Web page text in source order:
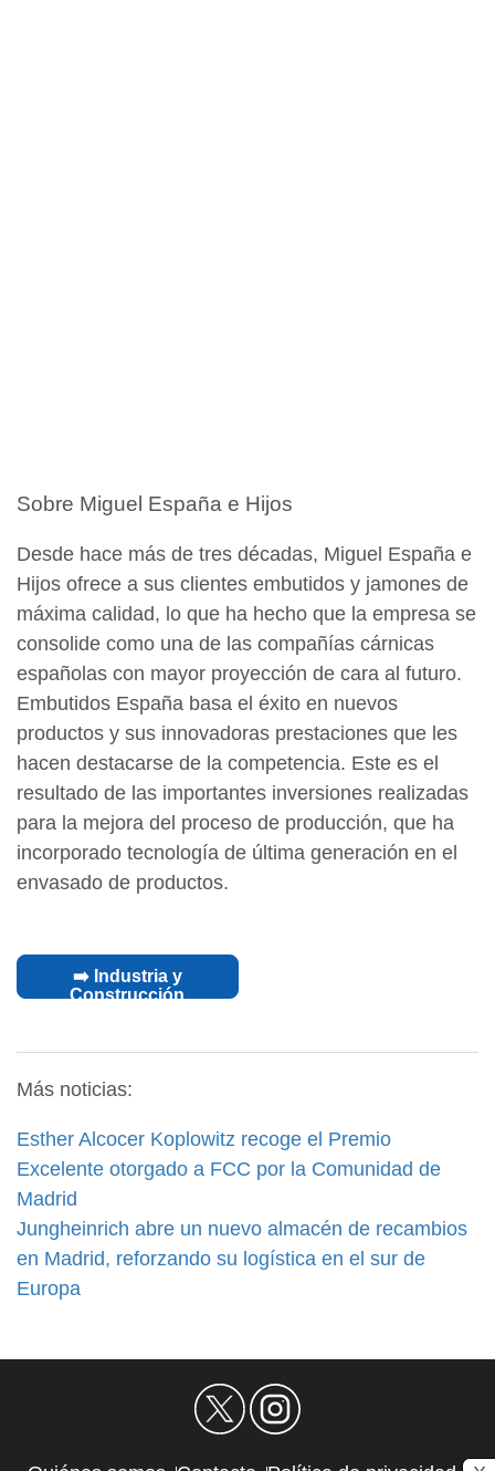
Sobre Miguel España e Hijos
Desde hace más de tres décadas, Miguel España e
Hijos ofrece a sus clientes embutidos y jamones de
máxima calidad, lo que ha hecho que la empresa se
consolide como una de las compañías cárnicas
españolas con mayor proyección de cara al futuro.
Embutidos España basa el éxito en nuevos
productos y sus innovadoras prestaciones que les
hacen destacarse de la competencia. Este es el
resultado de las importantes inversiones realizadas
para la mejora del proceso de producción, que ha
incorporado tecnología de última generación en el
envasado de productos.
➡️ Industria y
Construcción
Más noticias:
Esther Alcocer Koplowitz recoge el Premio
Excelente otorgado a FCC por la Comunidad de
Madrid
Jungheinrich abre un nuevo almacén de recambios
en Madrid, reforzando su logística en el sur de
Europa